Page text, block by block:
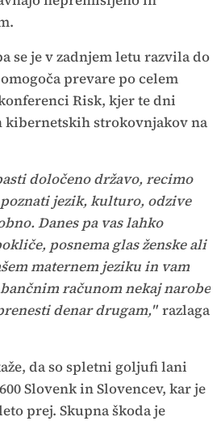
se je v zadnjem letu razvila do
prevare po celem
Risk, kjer te dni
kibernetskih strokovnjakov na
določeno državo, recimo
jezik, kulturo, odzive
Danes pa vas lahko
posnema glas ženske ali
maternem jeziku in vam
računom nekaj narobe
denar drugam," razlaga
da so spletni goljufi lani
Slovenk in Slovencev, kar je
prej. Skupna škoda je